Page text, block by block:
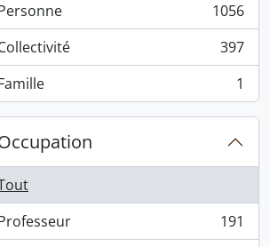
1056 résultats
1056
397 résultats
397
1 résultats 1
191 résultats
191